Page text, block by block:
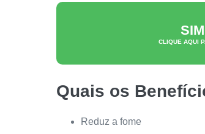
CLIQUE AQUI
Quais os
Reduz a fome